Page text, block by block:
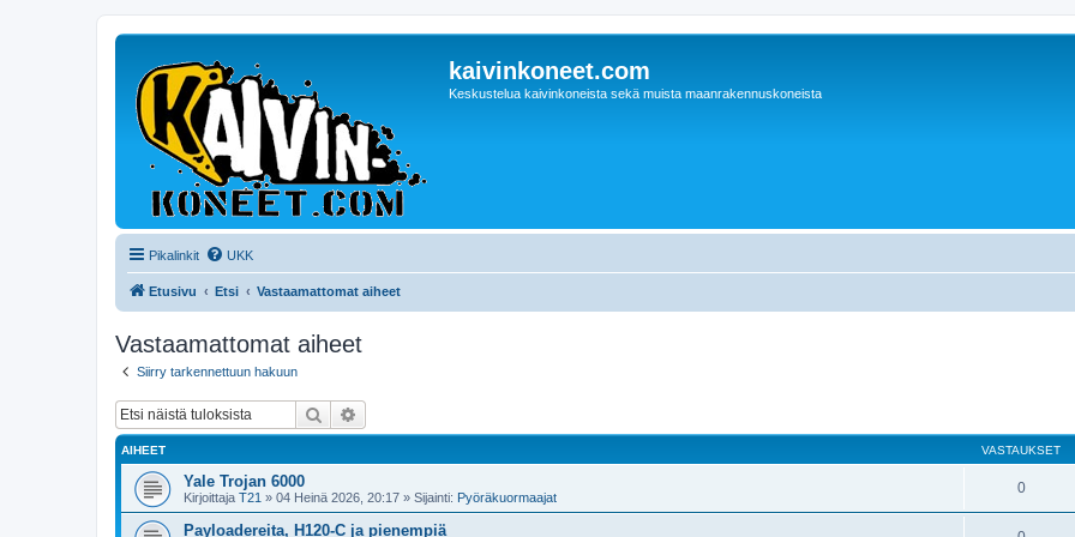
kaivinkoneet.com
Keskustelua kaivinkoneista sekä muista maanrakennuskoneista
Pikalinkit UKK
Etusivu Etsi Vastaamattomat aiheet
Vastaamattomat aiheet
Siirry tarkennettuun hakuun
Etsi
AIHEET VASTAUKSET
Yale Trojan 6000
Kirjoittaja T21 » 04 Heinä 2026, 20:17 » Sijainti: Pyöräkuormaajat
0
Payloadereita, H120-C ja pienempiä